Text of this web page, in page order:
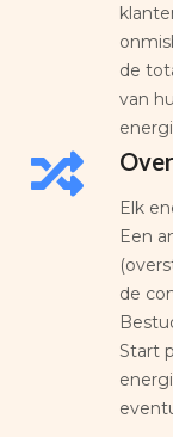
de
van
Elk
Een
de
Start